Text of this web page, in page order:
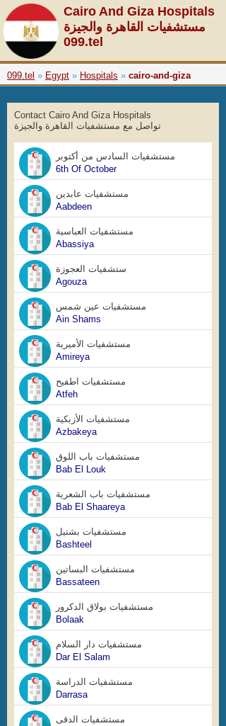
Egypt Emergency Guide :: دليل طوارئ مصر
Cairo And Giza Hospitals
مستشفيات القاهرة والجيزة
099.tel
099.tel » Egypt » Hospitals » cairo-and-giza
Contact Cairo And Giza Hospitals
تواصل مع مستشفيات القاهرة والجيزة
مستشفيات السادس من أكتوبر
6th Of October
مستشفيات عابدين
Aabdeen
مستشفيات العباسية
Abassiya
ستشفيات العجوزة
Agouza
مستشفيات عين شمس
Ain Shams
مستشفيات الأميرية
Amireya
مستشفيات اطفيح
Atfeh
مستشفيات الأزبكية
Azbakeya
مستشفيات باب اللوق
Bab El Louk
مستشفيات باب الشعرية
Bab El Shaareya
مستشفيات بشتيل
Bashteel
مستشفيات البساتين
Bassateen
مستشفيات بولاق الدكرور
Bolaak
مستشفيات دار السلام
Dar El Salam
مستشفيات الدراسة
Darrasa
مستشفيات الدقى